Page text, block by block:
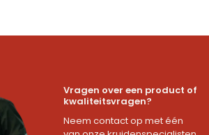
Vragen over een product of
kwaliteitsvragen?
Neem contact op met één